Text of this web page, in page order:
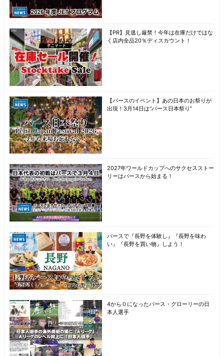
【PR】見逃し厳禁！今年は在庫だけではな
く店内全品20％ディスカウント！
【パースのイベント】あの日本のお祭りが
出現！3月14日は“パース日本祭り”
2027年ワールドカップへのサクセスストー
リーはパースから始まる！
パースで『長野を体験し』『長野を味わ
い』『長野を買い物』しよう！
4から０になったパース・グローリーの日
本人選手